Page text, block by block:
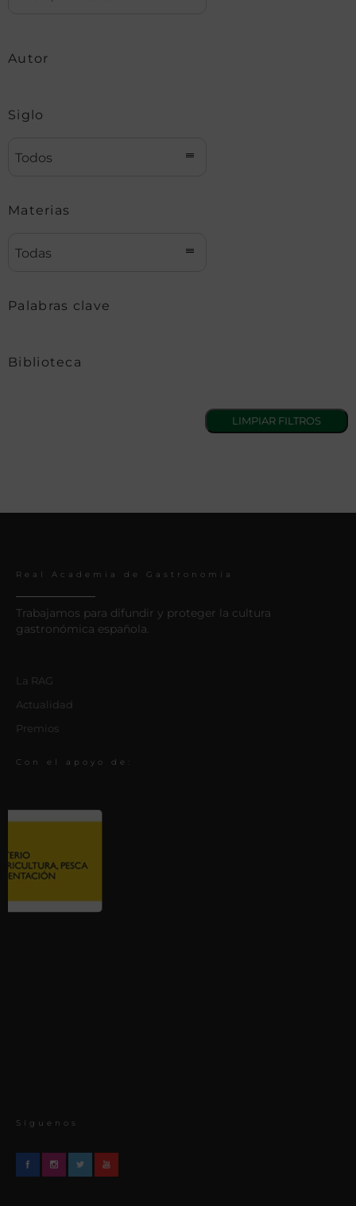
Autor
Siglo
Todos
Materias
Todas
Palabras clave
Biblioteca
Real Academia de Gastronomía
Trabajamos para difundir y proteger la cultura
gastronómica española.
La RAG
Actualidad
Premios
Con el apoyo de:
Síguenos